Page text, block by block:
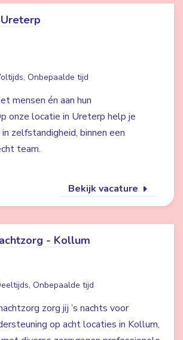
Onbepaalde tijd
mensen én aan hun
onze locatie in Ureterp help je
zelfstandigheid, binnen een
team.
Bekijk vacature
- Kollum
Onbepaalde tijd
zorg jij ’s nachts voor
op acht locaties in Kollum,